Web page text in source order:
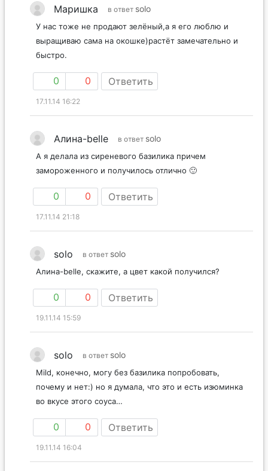
Маришка в ответ solo
У нас тоже не продают зелёный,а я его люблю и
выращиваю сама на окошке)растёт замечательно и
быстро.
0 0 Ответить
17.11.14 16:22
Алина-belle в ответ solo
А я делала из сиреневого базилика причем
замороженного и получилось отлично 🙂
0 0 Ответить
17.11.14 21:18
solo в ответ solo
Алина-belle, скажите, а цвет какой получился?
0 0 Ответить
19.11.14 15:59
solo в ответ solo
Mild, конечно, могу без базилика попробовать,
почему и нет:) но я думала, что это и есть изюминка
во вкусе этого соуса…
0 0 Ответить
19.11.14 16:04